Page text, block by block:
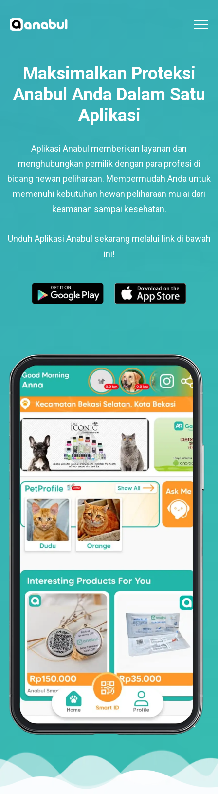
Maksimalkan Proteksi
Anabul Anda Dalam Satu
Aplikasi
Aplikasi Anabul memberikan layanan dan
menghubungkan pemilik dengan para profesi di
bidang hewan peliharaan. Mempermudah Anda untuk
memenuhi kebutuhan hewan peliharaan mulai dari
keamanan sampai kesehatan.
Unduh Aplikasi Anabul sekarang melalui link di bawah
ini!